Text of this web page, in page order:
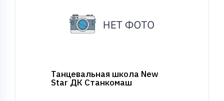
Танцевальная школа New
Star ДК Станкомаш